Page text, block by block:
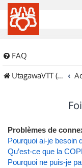
FAQ
UtagawaVTT (Randos VTT et VTTAE avec traces GPS)
Problèmes de
Pourquoi ai-je besoin
Qu’est-ce que la
Pourquoi ne puis-je